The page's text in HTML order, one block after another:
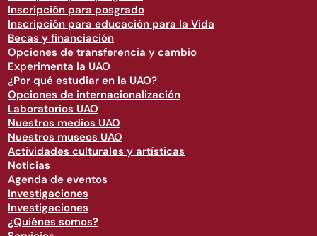
Inscripción para posgrado
Inscripción para educación para la Vida
Becas y financiación
Opciones de transferencia y cambio
Experimenta la UAO
¿Por qué estudiar en la UAO?
Opciones de internacionalización
Laboratorios UAO
Nuestros medios UAO
Nuestros museos UAO
Actividades culturales y artísticas
Noticias
Agenda de eventos
Investigaciones
Investigaciones
¿Quiénes somos?